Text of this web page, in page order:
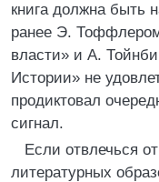
книга должна быть
ранее Э.
власти» и А.
Истории» не
продиктовал
сигнал.
Если отвлечься
литературных